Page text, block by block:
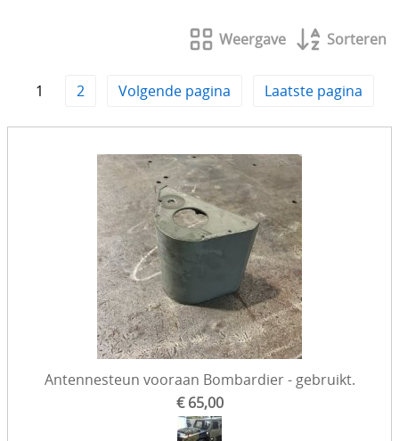
Remmen & toebehoren
Uitlaat & toebehoren
Stuurinrichting
Opbouw / extrieur
Toebehoren
Banden & Velgen
Verf & toebehoren
Sets
Eenmalige aanbiedingen
Weergave Sorteren
1 2 Volgende pagina Laatste pagina
Antennesteun vooraan Bombardier - gebruikt.
€ 65,00